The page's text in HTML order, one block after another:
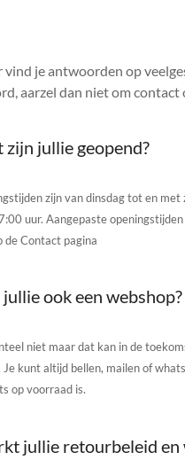
vind je antwoorden op
aarzel dan niet om contact
zijn jullie geopend?
zijn van dinsdag tot en met
uur. Aangepaste
de Contact pagina
ook een webshop?
niet maar dat kan in de
Je kunt altijd bellen, mailen of
op voorraad is.
jullie retourbeleid en